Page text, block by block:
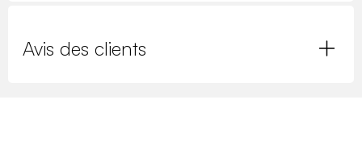
Avis des clients